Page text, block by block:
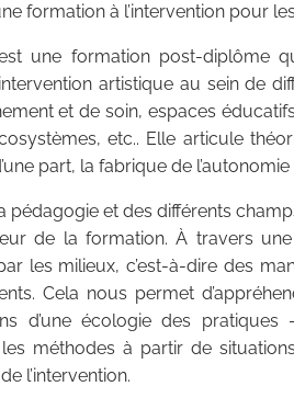
formation à l’intervention pour
est une formation post-diplôme
artistique au sein de
et de soin, espaces
etc.. Elle articule
part, la fabrique de l’autonomie
pédagogie et des différents
de la formation. À travers
les milieux, c’est-à-dire des
Cela nous permet
d’une écologie des
méthodes à partir de
l’intervention.